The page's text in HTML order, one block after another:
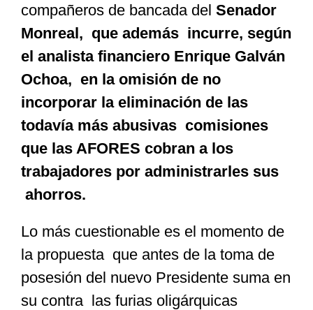
compañeros de bancada del Senador
Monreal, que además incurre, según
el analista financiero Enrique Galván
Ochoa, en la omisión de no
incorporar la eliminación de las
todavía más abusivas comisiones
que las AFORES cobran a los
trabajadores por administrarles sus
ahorros.
Lo más cuestionable es el momento de
la propuesta que antes de la toma de
posesión del nuevo Presidente suma en
su contra las furias oligárquicas